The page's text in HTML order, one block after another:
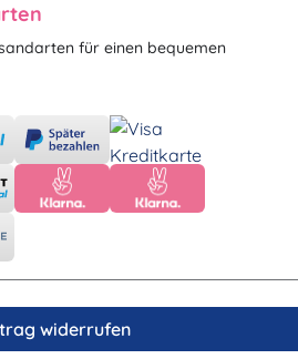
für einen bequemen
widerrufen